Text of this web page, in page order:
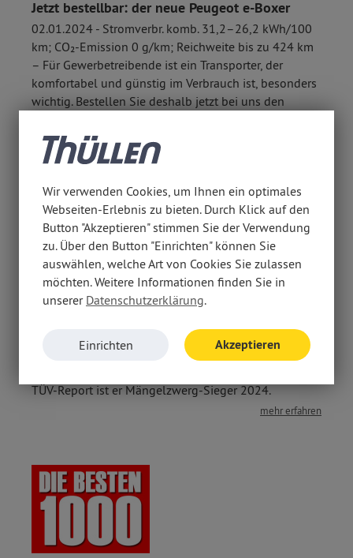
Jetzt bestellbar: der neue Peugeot e-Boxer
02.01.2024 - Stromverbr. komb. 31,2–26,2 kWh/100
km; CO₂-Emission 0 g/km; Reichweite bis zu 424 km
– Für Gewerbetreibende ist ein Transporter, der
komfortabel und günstig im Verbrauch ist, besonders
wichtig. Bestellen Sie deshalb jetzt bei uns den
Peugeot 208: Mängelzwerg-Sieger 2024
16,0–15,4 kWh/100 km; CO₂-Emission komb. 107–0
g/km – Der Peugeot 208 ist Europas beliebtester
TÜV-Report ist er Mängelzwerg-Sieger 2024.
mehr erfahren
Wir verwenden Cookies, um Ihnen ein optimales
Webseiten-Erlebnis zu bieten. Durch Klick auf den
Button "Akzeptieren" stimmen Sie der Verwendung
zu. Über den Button "Einrichten" können Sie
auswählen, welche Art von Cookies Sie zulassen
möchten. Weitere Informationen finden Sie in
unserer Datenschutzerklärung.
Einrichten Akzeptieren